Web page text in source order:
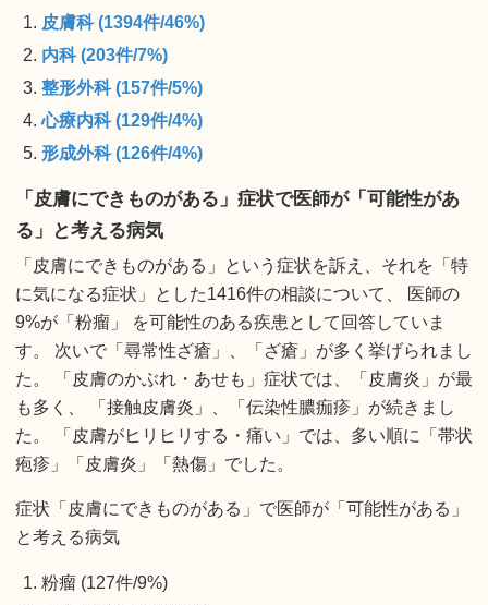
皮膚科 (1394件/46%)
内科 (203件/7%)
整形外科 (157件/5%)
心療内科 (129件/4%)
形成外科 (126件/4%)
「皮膚にできものがある」症状で医師が「可能性があ
る」と考える病気
「皮膚にできものがある」という症状を訴え、それを「特
に気になる症状」とした1416件の相談について、 医師の
9%が「粉瘤」 を可能性のある疾患として回答していま
す。 次いで「尋常性ざ瘡」、「ざ瘡」が多く挙げられまし
た。 「皮膚のかぶれ・あせも」症状では、「皮膚炎」が最
も多く、 「接触皮膚炎」、「伝染性膿痂疹」が続きまし
た。 「皮膚がヒリヒリする・痛い」では、多い順に「帯状
疱疹」「皮膚炎」「熱傷」でした。
症状「皮膚にできものがある」で医師が「可能性がある」
と考える病気
粉瘤 (127件/9%)